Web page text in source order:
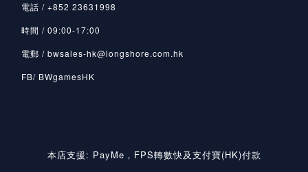
電話 / +852 23631998
時間 / 09:00-17:00
電郵 / bwsales-hk@longshore.com.hk
FB/ BWgamesHK
本店支援: PayMe，FPS轉數快及支付寶(HK)付款